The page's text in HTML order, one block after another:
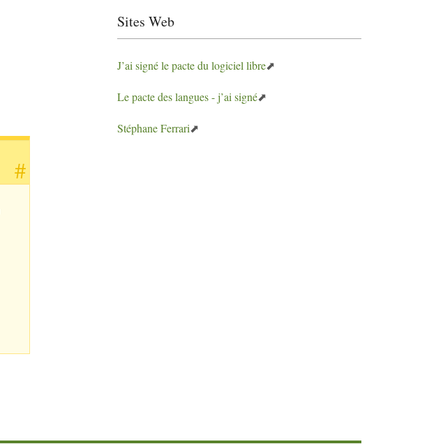
#
Sites Web
J’ai signé le pacte du logiciel libre
Le pacte des langues - j’ai signé
Stéphane Ferrari